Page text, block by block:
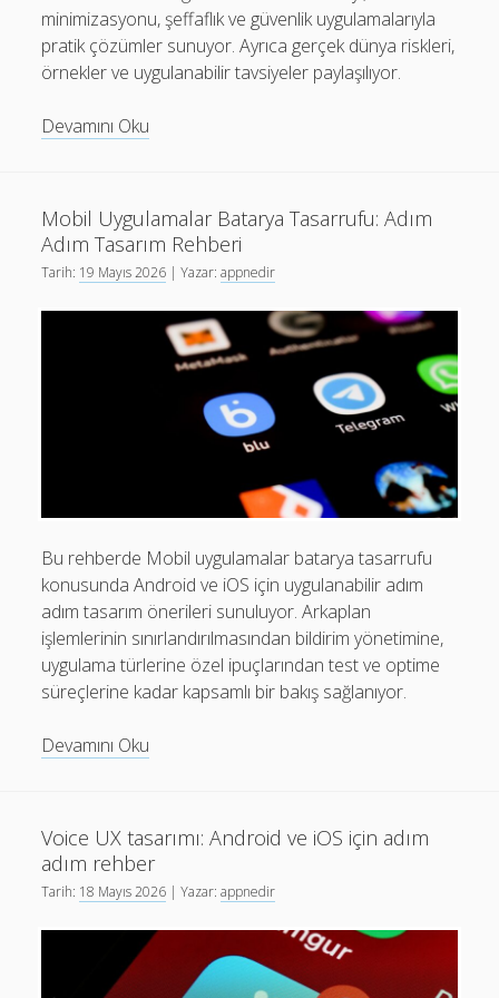
minimizasyonu, şeffaflık ve güvenlik uygulamalarıyla
pratik çözümler sunuyor. Ayrıca gerçek dünya riskleri,
örnekler ve uygulanabilir tavsiyeler paylaşılıyor.
Devamını Oku
ile
İçerik
Özelleştirme:
Etik
Mobil Uygulamalar Batarya Tasarrufu: Adım
Adım Tasarım Rehberi
Tarih: 19 Mayıs 2026 | Yazar:appnedir
Bu rehberde Mobil uygulamalar batarya tasarrufu
konusunda Android ve iOS için uygulanabilir adım
adım tasarım önerileri sunuluyor. Arkaplan
işlemlerinin sınırlandırılmasından bildirim yönetimine,
uygulama türlerine özel ipuçlarından test ve optime
süreçlerine kadar kapsamlı bir bakış sağlanıyor.
Devamını Oku
Adım
Adım
Tasarım
Rehberi
Voice UX tasarımı: Android ve iOS için adım
adım rehber
Tarih: 18 Mayıs 2026 | Yazar:appnedir